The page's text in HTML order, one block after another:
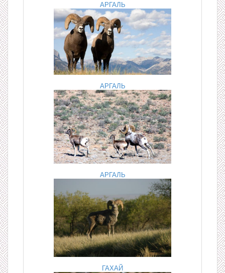
АРГАЛЬ
АРГАЛЬ
АРГАЛЬ
ГАХАЙ